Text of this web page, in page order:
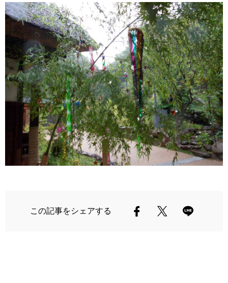
この記事をシェアする